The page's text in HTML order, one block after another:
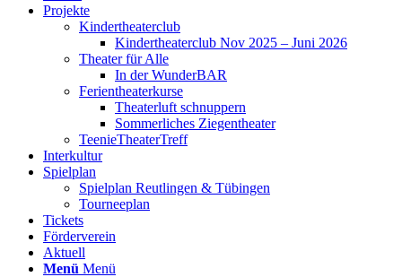
Projekte
Kindertheaterclub
Kindertheaterclub Nov 2025 – Juni 2026
Theater für Alle
In der WunderBAR
Ferientheaterkurse
Theaterluft schnuppern
Sommerliches Ziegentheater
TeenieTheaterTreff
Interkultur
Spielplan
Spielplan Reutlingen & Tübingen
Tourneeplan
Tickets
Förderverein
Aktuell
Menü Menü